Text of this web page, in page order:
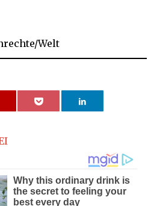
/Welt